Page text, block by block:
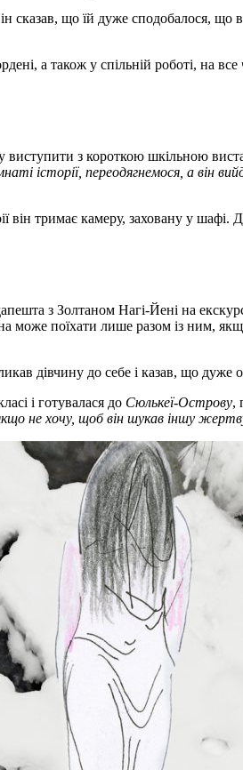
сказав, що їй дуже сподобалося,
а також у спільній роботі, на
виступити з короткою шкільною
історії, переодягнемося, а він
він тримає камеру, заховану у
з Золтаном Нагі-Йені на
може поїхати лише разом із ним,
дівчину до себе і казав, що
і готувалася до Сюлькеї-Острову,
не хочу, щоб він шукав іншу